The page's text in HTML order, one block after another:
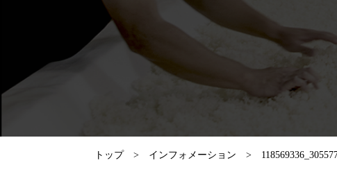
トップ インフォメーション